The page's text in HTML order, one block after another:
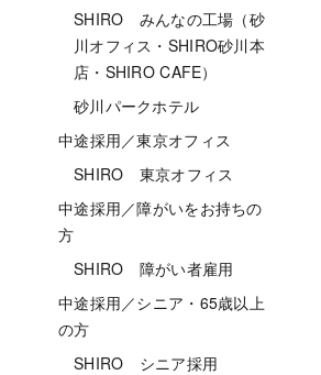
SHIRO みんなの工場（砂
川オフィス・SHIRO砂川本
店・SHIRO CAFE）
砂川パークホテル
中途採用／東京オフィス
SHIRO 東京オフィス
中途採用／障がいをお持ちの
方
SHIRO 障がい者雇用
中途採用／シニア・65歳以上
の方
SHIRO シニア採用